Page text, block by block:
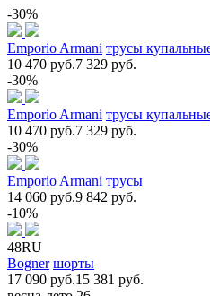
-30%
Emporio Armani трусы
10 470 руб.7 329 руб.
-30%
Emporio Armani трусы
10 470 руб.7 329 руб.
-30%
Emporio Armani трусы
14 060 руб.9 842 руб.
-10%
48RU
Bogner шорты
17 090 руб.15 381 руб.